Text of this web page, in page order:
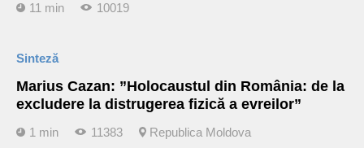
11 min 10019
Sinteză
Marius Cazan: ”Holocaustul din România: de la
excludere la distrugerea fizică a evreilor”
1 min 11383 Republica Moldova